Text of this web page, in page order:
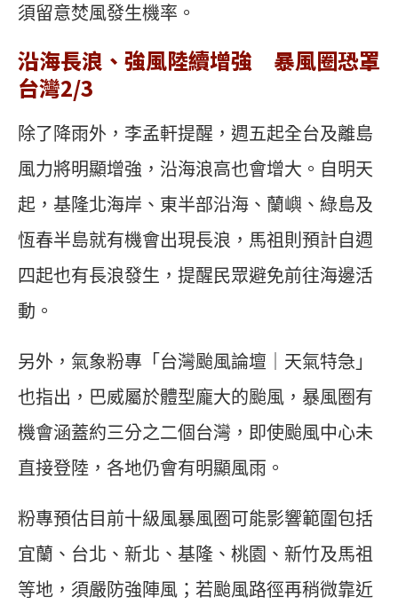
須留意焚風發生機率。
沿海長浪、強風陸續增強 暴風圈恐罩
台灣2/3
除了降雨外，李孟軒提醒，週五起全台及離島
風力將明顯增強，沿海浪高也會增大。自明天
起，基隆北海岸、東半部沿海、蘭嶼、綠島及
恆春半島就有機會出現長浪，馬祖則預計自週
四起也有長浪發生，提醒民眾避免前往海邊活
動。
另外，氣象粉專「台灣颱風論壇｜天氣特急」
也指出，巴威屬於體型龐大的颱風，暴風圈有
機會涵蓋約三分之二個台灣，即使颱風中心未
直接登陸，各地仍會有明顯風雨。
粉專預估目前十級風暴風圈可能影響範圍包括
宜蘭、台北、新北、基隆、桃園、新竹及馬祖
等地，須嚴防強陣風；若颱風路徑再稍微靠近